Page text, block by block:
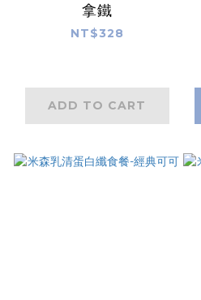
拿鐵
NT$328
ADD TO CART